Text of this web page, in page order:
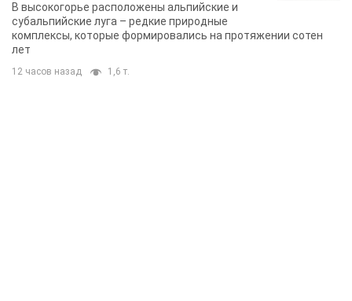
В высокогорье расположены альпийские и
субальпийские луга – редкие природные
комплексы, которые формировались на протяжении сотен
лет
12 часов назад 1,6 т.